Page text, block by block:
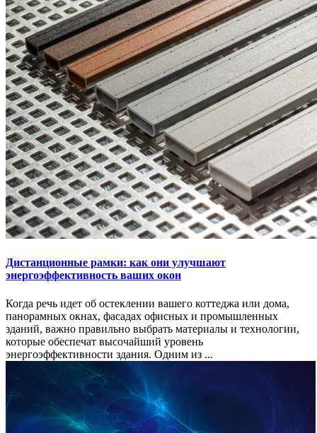
Дистанционные рамки: как они улучшают
энергоэффективность ваших окон
Когда речь идет об остеклении вашего коттеджа или дома,
панорамных окнах, фасадах офисных и промышленных
зданий, важно правильно выбрать материалы и технологии,
которые обеспечат высочайший уровень
энергоэффективности здания. Одним из ...